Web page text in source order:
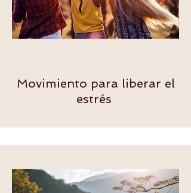
Movimiento para liberar el
estrés